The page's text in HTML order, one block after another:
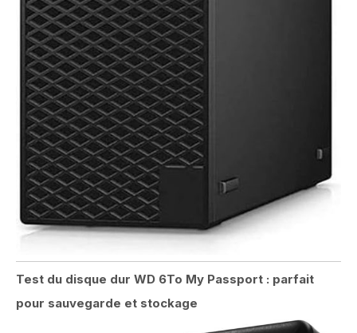
Test du disque dur WD 6To My Passport : parfait
pour sauvegarde et stockage